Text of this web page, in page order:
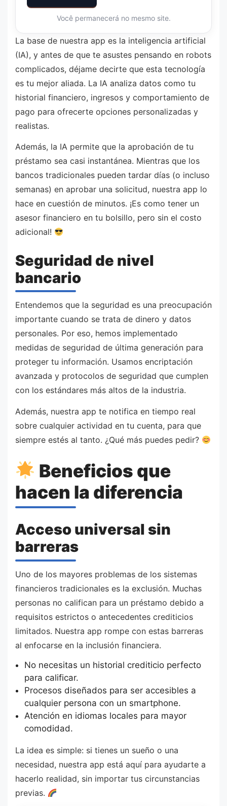
Você permanecerá no mesmo site.
La base de nuestra app es la inteligencia artificial
(IA), y antes de que te asustes pensando en robots
complicados, déjame decirte que esta tecnología
es tu mejor aliada. La IA analiza datos como tu
historial financiero, ingresos y comportamiento de
pago para ofrecerte opciones personalizadas y
realistas.
Además, la IA permite que la aprobación de tu
préstamo sea casi instantánea. Mientras que los
bancos tradicionales pueden tardar días (o incluso
semanas) en aprobar una solicitud, nuestra app lo
hace en cuestión de minutos. ¡Es como tener un
asesor financiero en tu bolsillo, pero sin el costo
adicional!
Seguridad de nivel
bancario
Entendemos que la seguridad es una preocupación
importante cuando se trata de dinero y datos
personales. Por eso, hemos implementado
medidas de seguridad de última generación para
proteger tu información. Usamos encriptación
avanzada y protocolos de seguridad que cumplen
con los estándares más altos de la industria.
Además, nuestra app te notifica en tiempo real
sobre cualquier actividad en tu cuenta, para que
siempre estés al tanto. ¿Qué más puedes pedir?
Beneficios que
hacen la diferencia
Acceso universal sin
barreras
Uno de los mayores problemas de los sistemas
financieros tradicionales es la exclusión. Muchas
personas no califican para un préstamo debido a
requisitos estrictos o antecedentes crediticios
limitados. Nuestra app rompe con estas barreras
al enfocarse en la inclusión financiera.
No necesitas un historial crediticio perfecto
para calificar.
Procesos diseñados para ser accesibles a
cualquier persona con un smartphone.
Atención en idiomas locales para mayor
comodidad.
La idea es simple: si tienes un sueño o una
necesidad, nuestra app está aquí para ayudarte a
hacerlo realidad, sin importar tus circunstancias
previas.